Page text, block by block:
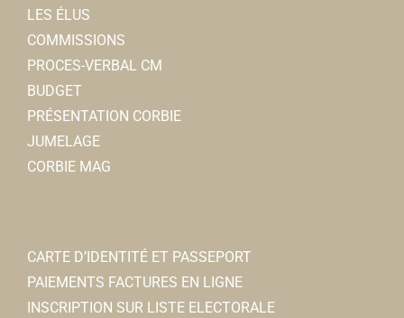
LES ÉLUS
COMMISSIONS
PROCES-VERBAL CM
BUDGET
PRÉSENTATION CORBIE
JUMELAGE
CORBIE MAG
CARTE D’IDENTITÉ ET PASSEPORT
PAIEMENTS FACTURES EN LIGNE
INSCRIPTION SUR LISTE ELECTORALE